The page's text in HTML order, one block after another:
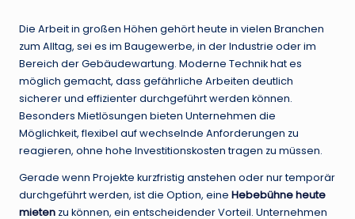
Die Arbeit in großen Höhen gehört heute in vielen Branchen
zum Alltag, sei es im Baugewerbe, in der Industrie oder im
Bereich der Gebäudewartung. Moderne Technik hat es
möglich gemacht, dass gefährliche Arbeiten deutlich
sicherer und effizienter durchgeführt werden können.
Besonders Mietlösungen bieten Unternehmen die
Möglichkeit, flexibel auf wechselnde Anforderungen zu
reagieren, ohne hohe Investitionskosten tragen zu müssen.
Gerade wenn Projekte kurzfristig anstehen oder nur temporär
durchgeführt werden, ist die Option, eine Hebebühne heute
mieten zu können, ein entscheidender Vorteil. Unternehmen